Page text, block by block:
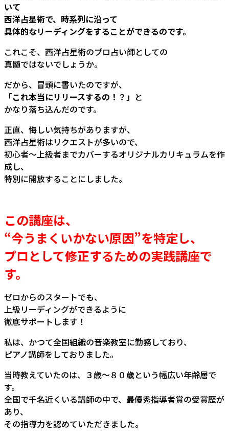
いて
西洋占星術で、時系列に沿って
具体的なリーディングをすることができるのです。
これこそ、西洋占星術のプロ占い師としての
真髄ではないでしょうか。
だから、冒頭に書いたのですが、
「これ本当にリリースするの！？」 と
かなり落ち込んだのです。
正直、悔しい気持ちがありますが、
西洋占星術はリクエストが多いので、
初心者～上級者までカバーするオリジナルカリキュラムを作
成し、
特別に開放することにしました。
この講座は、
“今うまくいかない原因”を特定し、
プロとして修正するための実践講座で
す。
ゼロからのスタートでも、
上級リーディングができるように
徹底サポートします！
私は、かつて全国組織の音楽教室に勤務しており、
ピアノ講師をしておりました。
当時教えていたのは、３歳～８０歳という幅広い年齢層で
す。
全国で千名近くいる講師の中で、最優秀指導者賞の受賞歴が
あり、
その指導力を認めていただきました。